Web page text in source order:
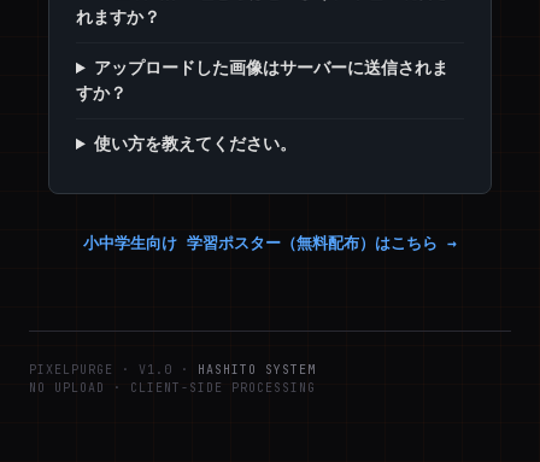
れますか？
アップロードした画像はサーバーに送信されま
すか？
使い方を教えてください。
小中学生向け 学習ポスター（無料配布）はこちら →
PIXELPURGE · V1.0 · HASHITO SYSTEM
NO UPLOAD · CLIENT-SIDE PROCESSING